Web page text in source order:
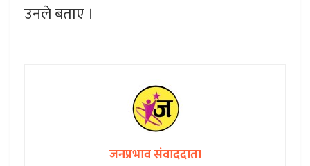
उनले बताए ।
जनप्रभाव संवाददाता